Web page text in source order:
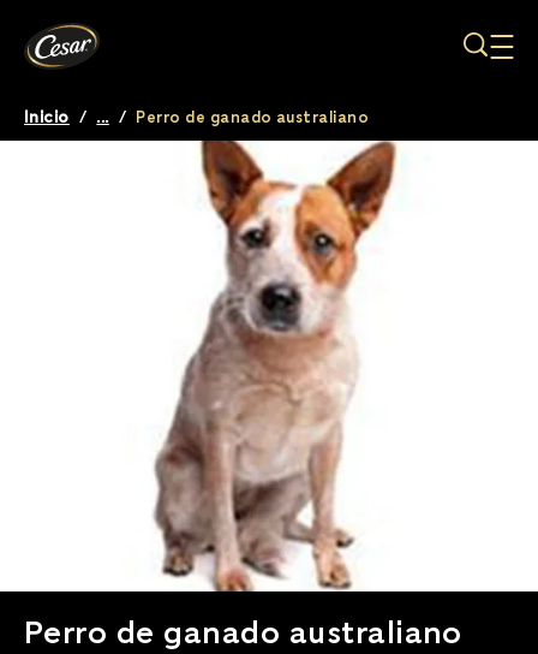
Breadcrumb
Inicio / ... / Perro de ganado australiano
Perro de ganado australiano